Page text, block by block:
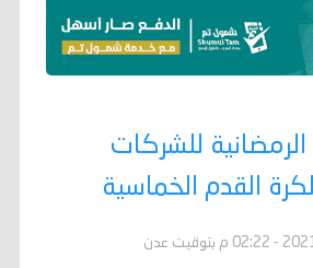
الرمضانية للشركات
القدم الخماسية